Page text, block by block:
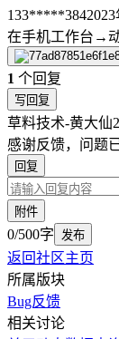
133*****384
在手机工作台→
1 个回复
写回复
草料技术-黄大仙
感谢反馈，问题
回复
附件
0/500字 发布
返回社区主页
所属版块
Bug反馈
相关讨论